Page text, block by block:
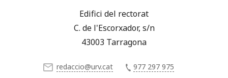
Edifici del rectorat
C. de l'Escorxador, s/n
43003 Tarragona
redaccio@urv.cat 977 297 975